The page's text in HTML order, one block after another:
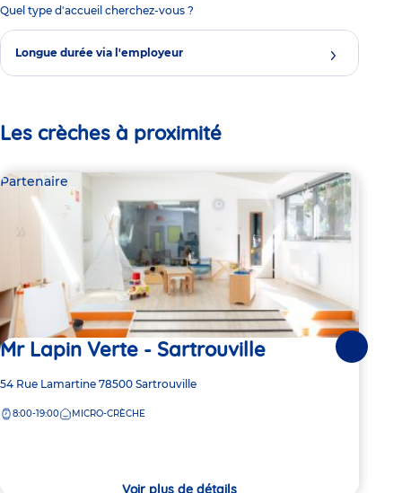
Quel type d'accueil cherchez-vous ?
Longue durée via l'employeur
Les crèches à proximité
Partenaire
Mr Lapin Verte - Sartrouville
Adresse
la
54 Rue Lamartine 78500 Sartrouville
8:00-19:00 MICRO-CRÈCHE
Voir plus de détails